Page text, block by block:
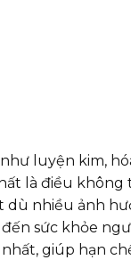
luyện kim,
là điều không
dù nhiều ảnh
sức khỏe
giúp hạn